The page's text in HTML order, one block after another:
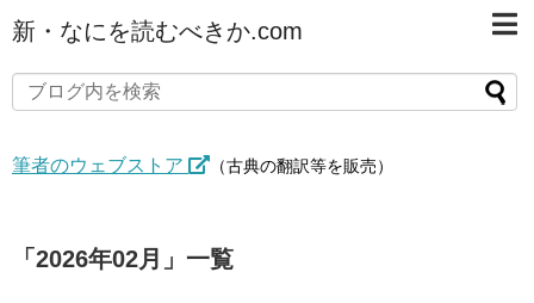
新・なにを読むべきか.com
筆者のウェブストア （古典の翻訳等を販売）
「 2026年02月 」 一覧